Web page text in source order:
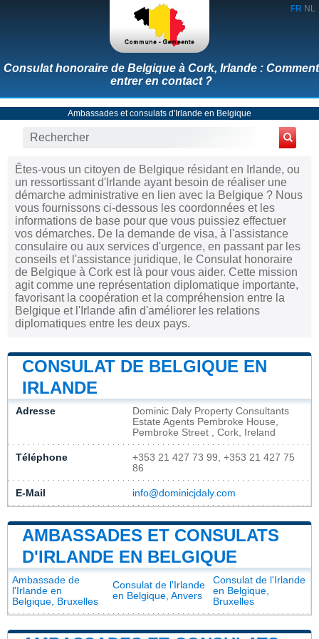
FR NL
Consulat honoraire de Belgique à Cork, Irlande : Comment
entrer en contact ?
Ambassades et consulats d'Irlande en Belgique
Êtes-vous un citoyen de Belgique résidant en Irlande, ou
un ressortissant d'Irlande ayant besoin de réaliser une
démarche administrative en lien avec la Belgique ? Nous
vous fournissons ci-dessous les coordonnées et les
informations de base pour que vous puissiez effectuer
vos démarches. De la demande de visa, à l'assistance
consulaire ou aux services d'urgence, en passant par les
conseils et l'assistance juridique, le Consulat honoraire
de Belgique à Cork est là pour vous aider. Cette mission
agit comme une représentation diplomatique importante,
favorisant la coopération et la compréhension entre la
Belgique et l'Irlande afin d'améliorer les relations
diplomatiques entre les deux pays.
CONSULAT DE BELGIQUE EN
IRLANDE
Adresse
Dominic Daly Property Consultants
Estate Agents Pembroke House,
Pembroke Street , Cork, Ireland
Téléphone
+353 21 427 73 99, +353 21 427 75
86
E-Mail info@dominicjdaly.com
AMBASSADES ET CONSULATS
D'IRLANDE EN BELGIQUE
Ambassade de
l'Irlande en
Belgique, Bruxelles
Consulat de l'Irlande
en Belgique, Anvers
Consulat de l'Irlande
en Belgique,
Bruxelles